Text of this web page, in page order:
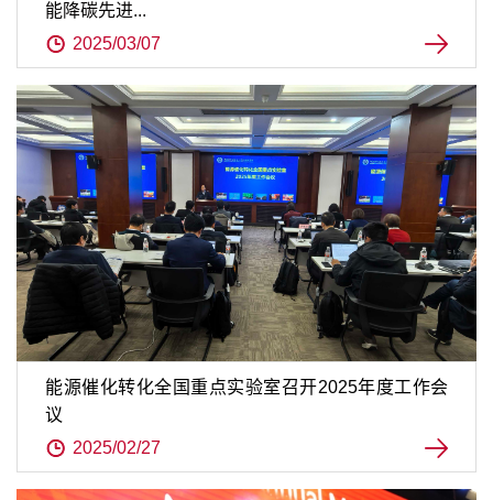
能降碳先进...
2025/03/07
能源催化转化全国重点实验室召开2025年度工作会
议
2025/02/27